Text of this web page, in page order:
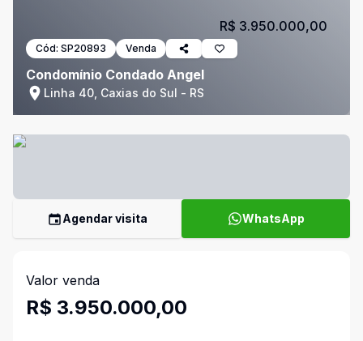
Cód: SP20893 Venda
Condomínio Condado Angel
Linha 40, Caxias do Sul - RS
R$ 3.950.000,00
Agendar visita WhatsApp
Valor venda
R$ 3.950.000,00